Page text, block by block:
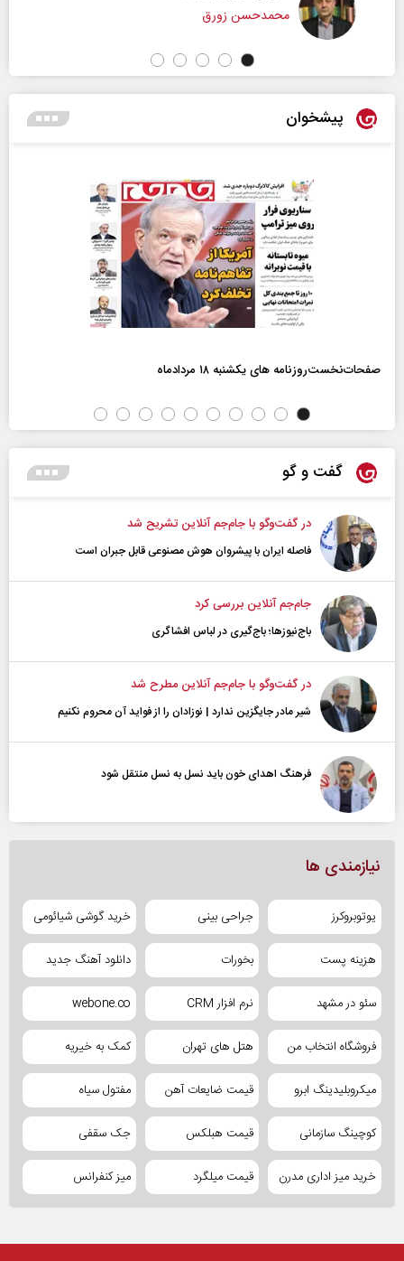
محمدحسن زورق
پیشخوان
صفحات‌نخست‌روزنامه ها‌ی یکشنبه ۱۸ مردادماه
گفت و گو
در گفت‌و‌گو با جام‌جم آنلاین تشریح شد
فاصله ایران با پیشرو‌ان هوش مصنوعی قابل جبران است
جام‌جم آنلاین بررسی کرد
باج‌نیوزها؛ باج‌گیری در لباس افشاگری
در گفت‌و‌گو با جام‌جم آنلاین مطرح شد
شیر مادر جایگزین ندارد | نوزادان را از فواید آن محروم نکنیم
فرهنگ اهدای خون باید نسل به نسل منتقل شود
نیازمندی ها
یوتوبروکرز جراحی بینی خرید گوشی شیائومی
هزینه پست بخورات دانلود آهنگ جدید
سئو در مشهد نرم افزار CRM webone.co
فروشگاه انتخاب من هتل های تهران کمک به خیریه
میکروبلیدینگ ابرو قیمت ضایعات آهن مفتول سیاه
کوچینگ سازمانی قیمت هبلکس جک سقفی
خرید میز اداری مدرن قیمت میلگرد میز کنفرانس